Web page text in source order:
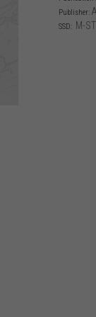
Publisher:
SSD: M-